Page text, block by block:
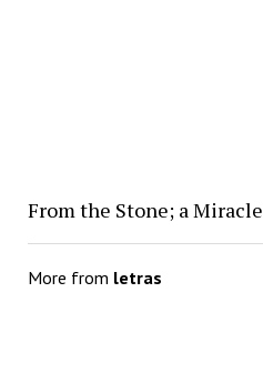
From the Stone; a Miracle
More from letras